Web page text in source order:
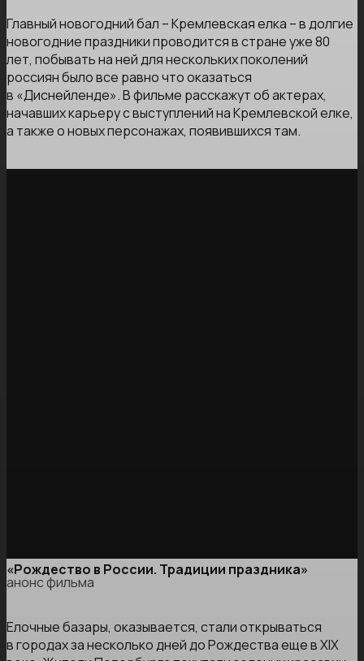
Главный новогодний бал – Кремлевская елка – в долгие
новогодние праздники проводится в стране уже 80
лет, побывать на ней для нескольких поколений
россиян было все равно что оказаться
в «Диснейленде». В фильме расскажут об актерах,
начавших карьеру с выступлений на Кремлевской елке,
а также о новых персонажах, появившихся там.
«Рождество в России. Традиции праздника»
анонс фильма
Елочные базары, оказывается, стали открываться
в городах за несколько дней до Рождества еще в ХIХ